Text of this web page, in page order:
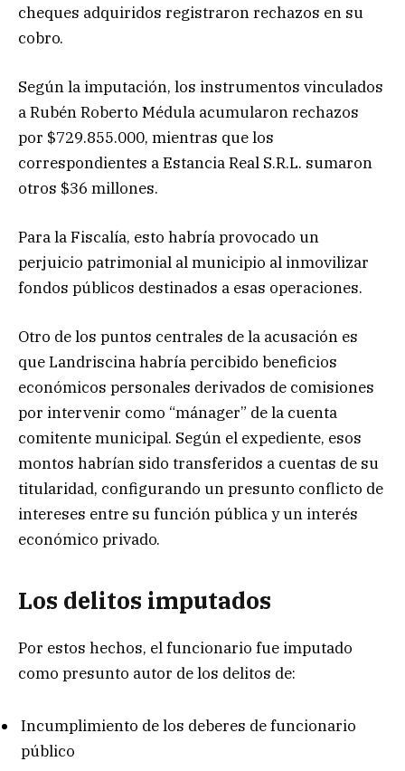
cheques adquiridos registraron rechazos en su
cobro.
Según la imputación, los instrumentos vinculados
a Rubén Roberto Médula acumularon rechazos
por $729.855.000, mientras que los
correspondientes a Estancia Real S.R.L. sumaron
otros $36 millones.
Para la Fiscalía, esto habría provocado un
perjuicio patrimonial al municipio al inmovilizar
fondos públicos destinados a esas operaciones.
Otro de los puntos centrales de la acusación es
que Landriscina habría percibido beneficios
económicos personales derivados de comisiones
por intervenir como “mánager” de la cuenta
comitente municipal. Según el expediente, esos
montos habrían sido transferidos a cuentas de su
titularidad, configurando un presunto conflicto de
intereses entre su función pública y un interés
económico privado.
Los delitos imputados
Por estos hechos, el funcionario fue imputado
como presunto autor de los delitos de:
Incumplimiento de los deberes de funcionario
público